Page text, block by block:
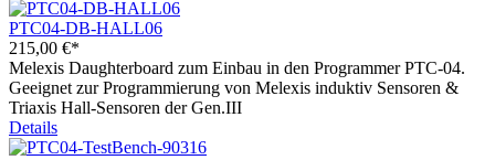
PTC04-DB-HALL06
215,00 €*
Melexis Daughterboard zum Einbau in den Programmer PTC-04.
Geeignet zur Programmierung von Melexis induktiv Sensoren &
Triaxis Hall-Sensoren der Gen.III
Details